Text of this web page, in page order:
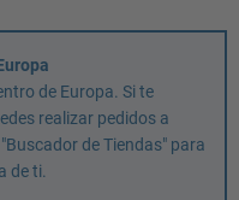
de Europa. Si te
realizar pedidos a
de Tiendas" para
de ti.